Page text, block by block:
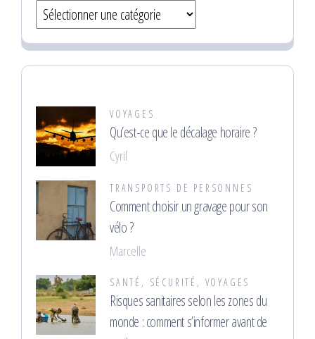
Catégories
VOYAGES
Qu’est-ce que le décalage horaire ?
Cyril
TRANSPORTS DE PERSONNES
Comment choisir un gravage pour son
vélo ?
Marcelle
SANTÉ , SÉCURITÉ , VOYAGES
Risques sanitaires selon les zones du
monde : comment s’informer avant de